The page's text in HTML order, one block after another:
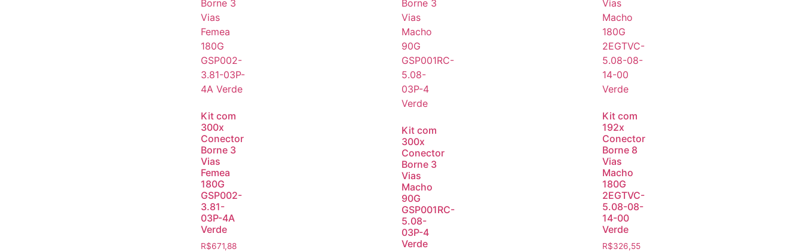
Kit com
300x
Conector
Borne 3
Vias
Femea
180G
GSP002-
3.81-
03P-4A
Verde
R$671,88
Kit com
300x
Conector
Borne 3
Vias
Macho
90G
GSP001RC-
5.08-
03P-4
Verde
Kit com
192x
Conector
Borne 8
Vias
Macho
180G
2EGTVC-
5.08-08-
14-00
Verde
R$326,55